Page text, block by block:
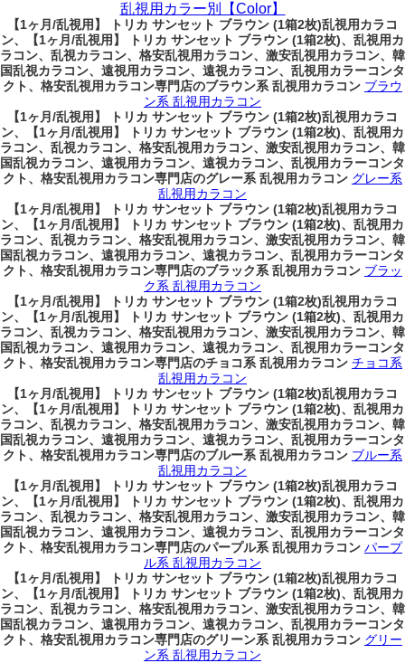
乱視用カラー別【Color】
【1ヶ月/乱視用】 トリカ サンセット ブラウン (1箱2枚)乱視用カラコ
ン、
【1ヶ月/乱視用】 トリカ サンセット ブラウン (1箱2枚)、乱視用カ
ラコン、乱視カラコン、格安乱視用カラコン、激安乱視用カラコン、韓
国乱視カラコン、遠視用カラコン、遠視カラコン、乱視用カラーコンタ
クト、格安乱視用カラコン専門店のブラウン系 乱視用カラコン ブラウ
ン系 乱視用カラコン
【1ヶ月/乱視用】 トリカ サンセット ブラウン (1箱2枚)乱視用カラコ
ン、
【1ヶ月/乱視用】 トリカ サンセット ブラウン (1箱2枚)、乱視用カ
ラコン、乱視カラコン、格安乱視用カラコン、激安乱視用カラコン、韓
国乱視カラコン、遠視用カラコン、遠視カラコン、乱視用カラーコンタ
クト、格安乱視用カラコン専門店のグレー系 乱視用カラコン グレー系
乱視用カラコン
【1ヶ月/乱視用】 トリカ サンセット ブラウン (1箱2枚)乱視用カラコ
ン、
【1ヶ月/乱視用】 トリカ サンセット ブラウン (1箱2枚)、乱視用カ
ラコン、乱視カラコン、格安乱視用カラコン、激安乱視用カラコン、韓
国乱視カラコン、遠視用カラコン、遠視カラコン、乱視用カラーコンタ
クト、格安乱視用カラコン専門店のブラック系 乱視用カラコン ブラッ
ク系 乱視用カラコン
【1ヶ月/乱視用】 トリカ サンセット ブラウン (1箱2枚)乱視用カラコ
ン、
【1ヶ月/乱視用】 トリカ サンセット ブラウン (1箱2枚)、乱視用カ
ラコン、乱視カラコン、格安乱視用カラコン、激安乱視用カラコン、韓
国乱視カラコン、遠視用カラコン、遠視カラコン、乱視用カラーコンタ
クト、格安乱視用カラコン専門店のチョコ系 乱視用カラコン チョコ系
乱視用カラコン
【1ヶ月/乱視用】 トリカ サンセット ブラウン (1箱2枚)乱視用カラコ
ン、
【1ヶ月/乱視用】 トリカ サンセット ブラウン (1箱2枚)、乱視用カ
ラコン、乱視カラコン、格安乱視用カラコン、激安乱視用カラコン、韓
国乱視カラコン、遠視用カラコン、遠視カラコン、乱視用カラーコンタ
クト、格安乱視用カラコン専門店のブルー系 乱視用カラコン ブルー系
乱視用カラコン
【1ヶ月/乱視用】 トリカ サンセット ブラウン (1箱2枚)乱視用カラコ
ン、
【1ヶ月/乱視用】 トリカ サンセット ブラウン (1箱2枚)、乱視用カ
ラコン、乱視カラコン、格安乱視用カラコン、激安乱視用カラコン、韓
国乱視カラコン、遠視用カラコン、遠視カラコン、乱視用カラーコンタ
クト、格安乱視用カラコン専門店のパープル系 乱視用カラコン パープ
ル系 乱視用カラコン
【1ヶ月/乱視用】 トリカ サンセット ブラウン (1箱2枚)乱視用カラコ
ン、
【1ヶ月/乱視用】 トリカ サンセット ブラウン (1箱2枚)、乱視用カ
ラコン、乱視カラコン、格安乱視用カラコン、激安乱視用カラコン、韓
国乱視カラコン、遠視用カラコン、遠視カラコン、乱視用カラーコンタ
クト、格安乱視用カラコン専門店のグリーン系 乱視用カラコン グリー
ン系 乱視用カラコン